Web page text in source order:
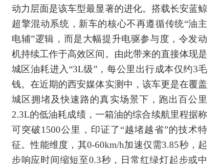
动力层面是该车型最显著的进化。搭载长安蓝鲸
超擎混动系统，新车的核心不再遵循传统“油主
电辅”逻辑，而是大幅提升电驱参与度，令发动
机持续工作于高效区间。由此带来的直接体现是
城区油耗进入“3L级”，每公里出行成本仅约3毛
钱。在近期的西安媒体实测中，该车更是在覆盖
城区拥堵及快速路的真实场景下，跑出百公里
2.3L的低油耗成绩，一箱油的综合续航里程据称
可突破1500公里，印证了“越堵越省”的技术特
征。性能维度，其0-60km/h加速仅需3.85秒，起
步响应时间缩短至0.3秒，日常红绿灯起步或中